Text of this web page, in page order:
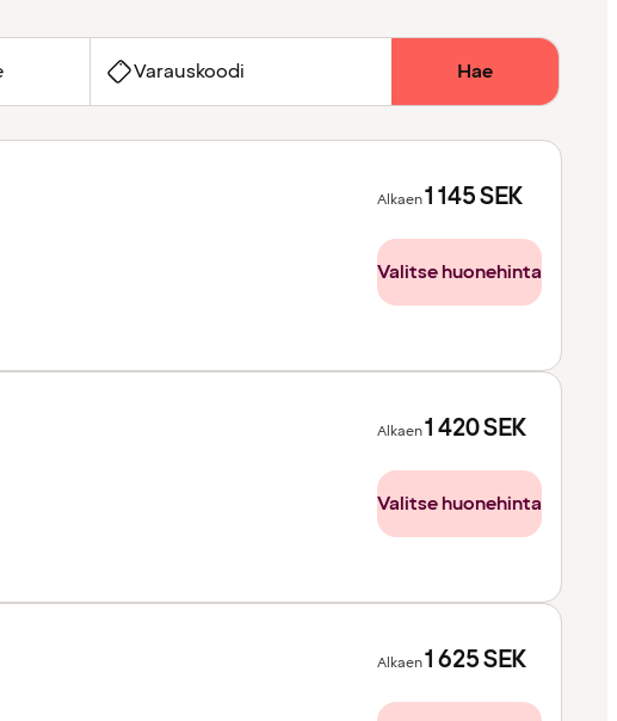
Varauskoodi Hae
Alkaen1 145SEK
Valitse huonehinta
Alkaen1 420SEK
Valitse huonehinta
Alkaen1 625SEK